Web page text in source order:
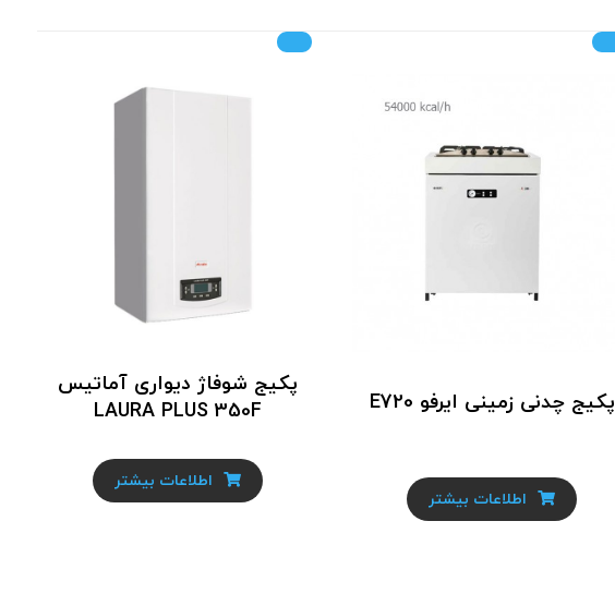
پکیج چدنی زمینی ایرفو E720
اطلاعات بیشتر
پکیج شوفاژ دیواری آماتیس
LAURA PLUS 350F
اطلاعات بیشتر